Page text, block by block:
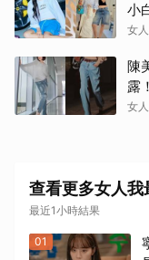
小
走
女
陳
露
必
女
查看更多女人我
最近1小時結果
01